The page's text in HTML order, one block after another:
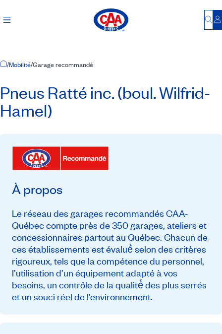
Accueil
/Mobilité/Garage recommandé
Pneus Ratté inc. (boul. Wilfrid-
Hamel)
À propos
Le réseau des garages recommandés CAA-
Québec compte près de 350 garages, ateliers et
concessionnaires partout au Québec. Chacun de
ces établissements est évalué́ selon des critères
rigoureux, tels que la compétence du personnel,
l’utilisation d’un équipement adapté à vos
besoins, un contrôle de la qualité́ des plus serrés
et un souci réel de l’environnement.